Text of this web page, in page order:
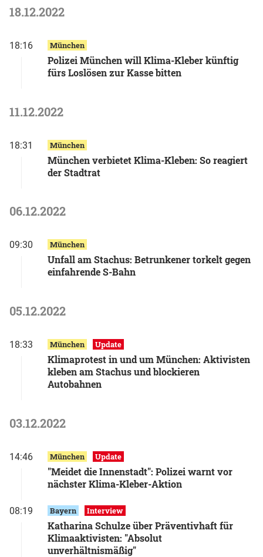
18.12.2022
18:16 München
Polizei München will Klima-Kleber künftig
fürs Loslösen zur Kasse bitten
11.12.2022
18:31 München
München verbietet Klima-Kleben: So reagiert
der Stadtrat
06.12.2022
09:30 München
Unfall am Stachus: Betrunkener torkelt gegen
einfahrende S-Bahn
05.12.2022
18:33 München Update
Klimaprotest in und um München: Aktivisten
kleben am Stachus und blockieren
Autobahnen
03.12.2022
14:46 München Update
"Meidet die Innenstadt": Polizei warnt vor
nächster Klima-Kleber-Aktion
08:19 Bayern Interview
Katharina Schulze über Präventivhaft für
Klimaaktivisten: "Absolut
unverhältnismäßig"